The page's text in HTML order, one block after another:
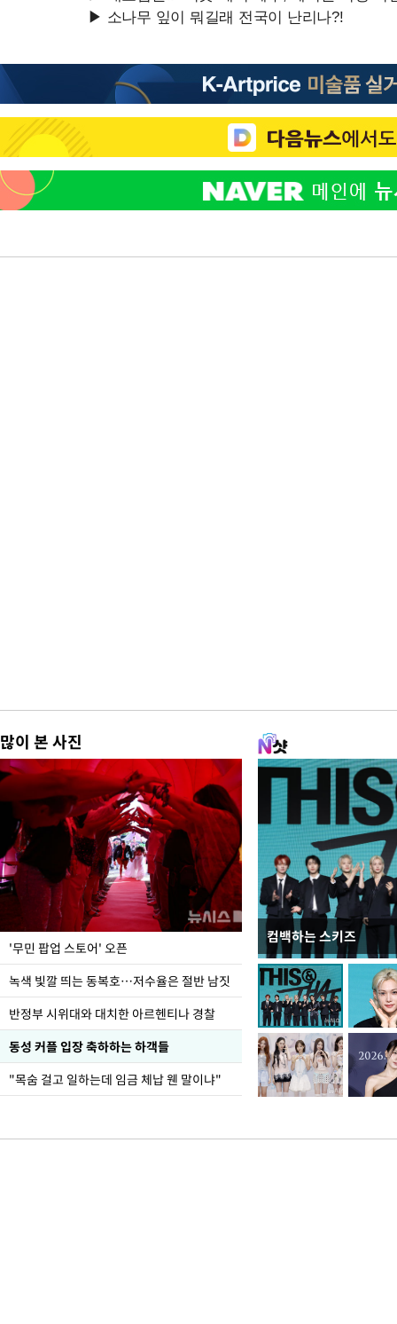
많이 본 사진
'무민 팝업 스토어' 오픈
녹색 빛깔 띄는 동복호…저수율은 절반 남짓
반정부 시위대와 대치한 아르헨티나 경찰
동성 커플 입장 축하하는 하객들
"목숨 걸고 일하는데 임금 체납 웬 말이냐"
컴백하는 스키즈
지석천 뒤덮은 개구리